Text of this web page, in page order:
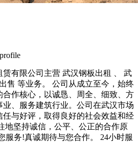
有限公司主营 武汉钢板出租 、 武
售 等业务。 公司从成立至今，始终
作核心，以诚恳、周全、细致、方
、服务建筑行业。公司在武汉市场
任与好评，取得良好的社会效益和经
地坚持诚信，公平、公正的合作原
服务!真诚期待与您合作。 24小时服